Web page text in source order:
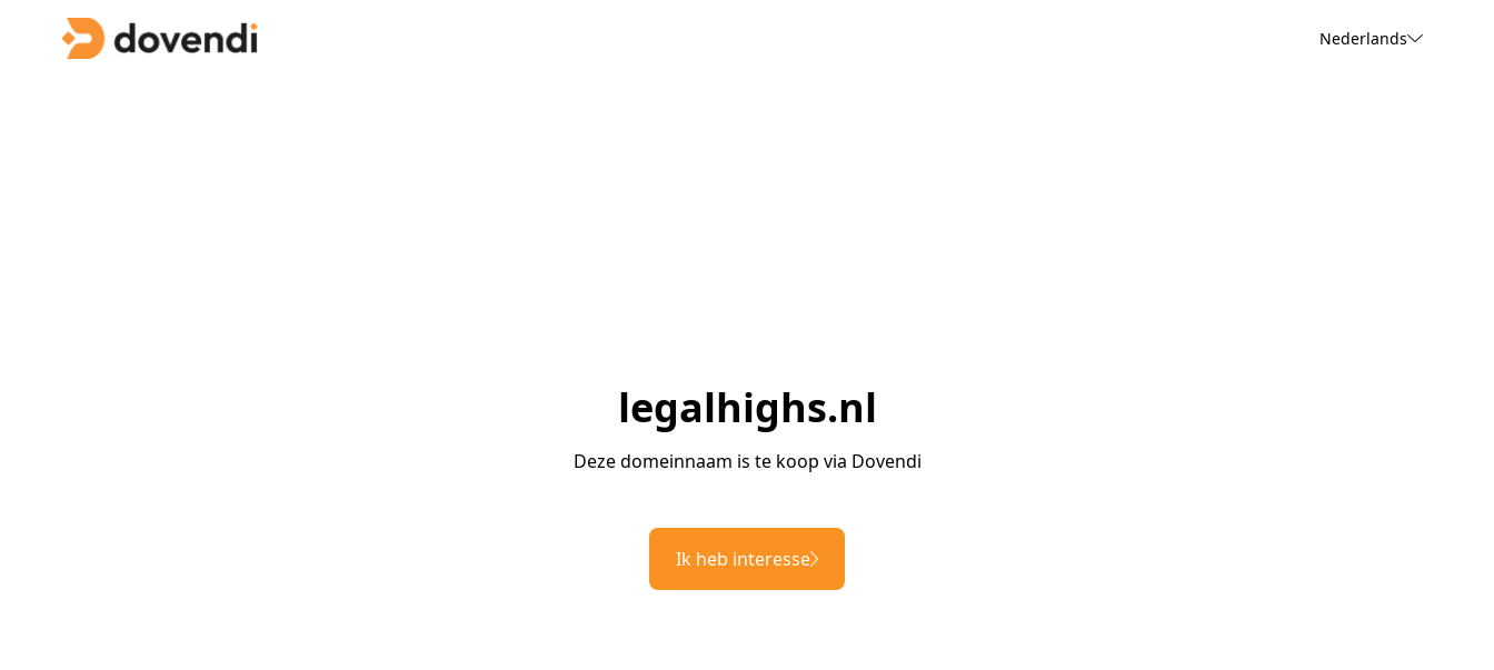
Nederlands
legalhighs.nl
Deze domeinnaam is te koop via Dovendi
Ik heb interesse